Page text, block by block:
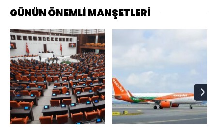
GÜNÜN ÖNEMLİ MANŞETLERİ